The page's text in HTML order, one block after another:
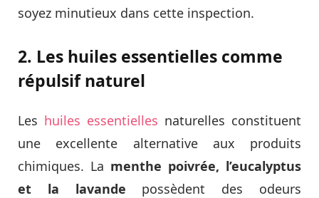
soyez minutieux dans cette inspection.
2. Les huiles essentielles comme
répulsif naturel
Les huiles essentielles naturelles constituent
une excellente alternative aux produits
chimiques. La menthe poivrée, l’eucalyptus
et la lavande possèdent des odeurs